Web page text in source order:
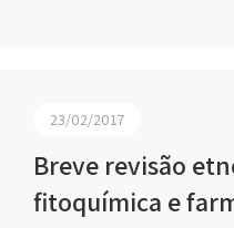
23/02/2017
Breve revisão
fitoquímica e